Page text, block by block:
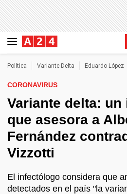
Política Variante Delta Eduardo López
CORONAVIRUS
Variante delta:
que asesora a
Fernández
Vizzotti
El infectólogo considera que
detectados en el país "la